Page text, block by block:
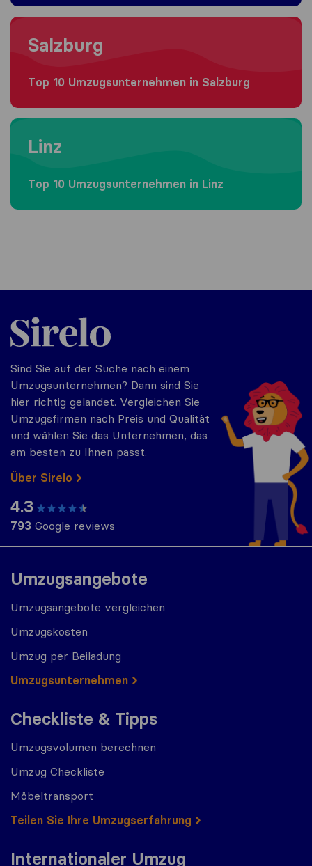
Moving to Salzburg
Salzburg
Top 10 Umzugs​unternehmen in Salzburg
Moving to Linz
Linz
Top 10 Umzugs​unternehmen in Linz
Umzugsangebote
Umzugsangebote vergleichen
Umzugskosten
Umzug per Beiladung
Umzugs​​unternehmen
Checkliste & Tipps
Umzugsvolumen berechnen
Umzug Checkliste
Möbeltransport
Teilen Sie Ihre Umzugserfahrung
Internationaler Umzug
Sirelo.at
Sind Sie auf der Suche nach einem
Umzugsunternehmen? Dann sind Sie
hier richtig gelandet. Vergleichen Sie
Umzugsfirmen nach Preis und Qualität
und wählen Sie das Unternehmen, das
am besten zu Ihnen passt.
Über Sirelo
4.3
793 Google reviews